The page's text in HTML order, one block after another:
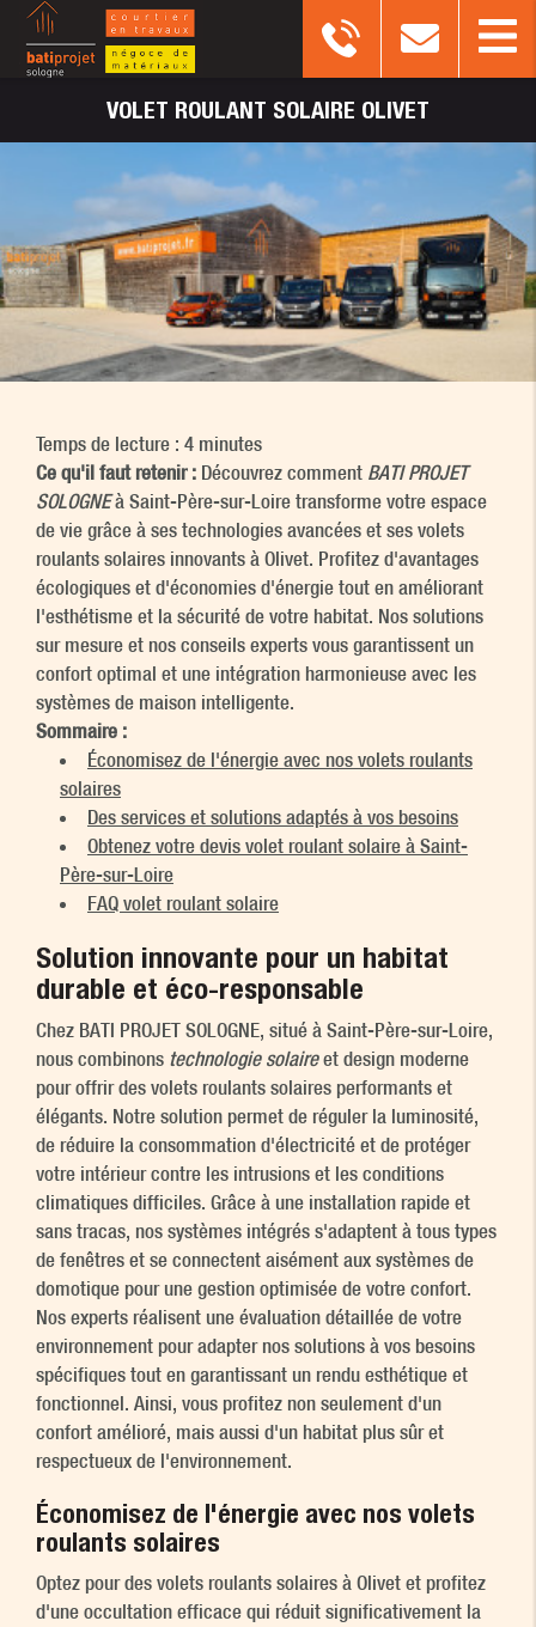
VOLET ROULANT SOLAIRE OLIVET
Temps de lecture : 4 minutes
Ce qu'il faut retenir : Découvrez comment BATI PROJET
SOLOGNEà Saint-Père-sur-Loire transforme votre espace
de vie grâce à ses technologies avancées et ses volets
roulants solaires innovants à Olivet. Profitez d'avantages
écologiques et d'économies d'énergie tout en améliorant
l'esthétisme et la sécurité de votre habitat. Nos solutions
sur mesure et nos conseils experts vous garantissent un
confort optimal et une intégration harmonieuse avec les
systèmes de maison intelligente.
Sommaire :
Économisez de l'énergie avec nos volets roulants
solaires
Des services et solutions adaptés à vos besoins
Obtenez votre devis volet roulant solaire à Saint-
Père-sur-Loire
FAQ volet roulant solaire
Solution innovante pour un habitat
durable et éco-responsable
Chez BATI PROJET SOLOGNE, situé à Saint-Père-sur-Loire,
nous combinons technologie solaireet design moderne
pour offrir des volets roulants solaires performants et
élégants. Notre solution permet de réguler la luminosité,
de réduire la consommation d'électricité et de protéger
votre intérieur contre les intrusions et les conditions
climatiques difficiles. Grâce à une installation rapide et
sans tracas, nos systèmes intégrés s'adaptent à tous types
de fenêtres et se connectent aisément aux systèmes de
domotique pour une gestion optimisée de votre confort.
Nos experts réalisent une évaluation détaillée de votre
environnement pour adapter nos solutions à vos besoins
spécifiques tout en garantissant un rendu esthétique et
fonctionnel. Ainsi, vous profitez non seulement d'un
confort amélioré, mais aussi d'un habitat plus sûr et
respectueux de l'environnement.
Économisez de l'énergie avec nos volets
roulants solaires
Optez pour des volets roulants solaires à Olivet et profitez
d'une occultation efficace qui réduit significativement la